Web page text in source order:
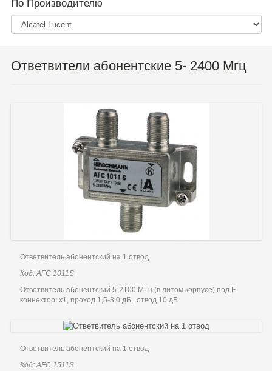
По Производителю
Ответвители абонентские 5- 2400 Мгц
Ответвитель абонентский на 1 отвод
Код: AFC 1011S
Ответвитель абонентский 5-2100 МГц (в литом корпусе) под F-
коннектор: x1, проход 1,5-3,0 дБ, отвод 10 дБ
Ответвитель абонентский на 1 отвод
Код: AFC 1511S